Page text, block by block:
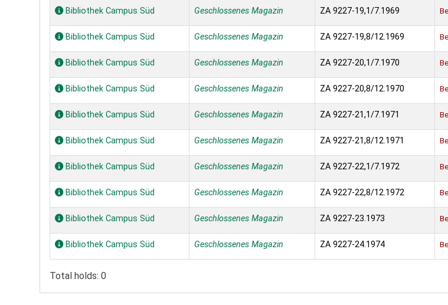
Bibliothek Campus Süd Geschlossenes Magazin ZA 9227-19,1/7.1969
Bibliothek Campus Süd Geschlossenes Magazin ZA 9227-19,8/12.1969
Bibliothek Campus Süd Geschlossenes Magazin ZA 9227-20,1/7.1970
Bibliothek Campus Süd Geschlossenes Magazin ZA 9227-20,8/12.1970
Bibliothek Campus Süd Geschlossenes Magazin ZA 9227-21,1/7.1971
Bibliothek Campus Süd Geschlossenes Magazin ZA 9227-21,8/12.1971
Bibliothek Campus Süd Geschlossenes Magazin ZA 9227-22,1/7.1972
Bibliothek Campus Süd Geschlossenes Magazin ZA 9227-22,8/12.1972
Bibliothek Campus Süd Geschlossenes Magazin ZA 9227-23.1973
Bibliothek Campus Süd Geschlossenes Magazin ZA 9227-24.1974
Total holds: 0